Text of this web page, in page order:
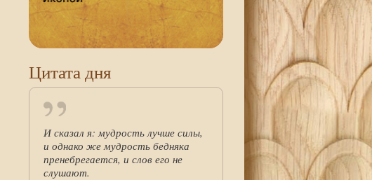
Цитата дня
И сказал я: мудрость лучше силы,
и однако же мудрость бедняка
пренебрегается, и слов его не
слушают.